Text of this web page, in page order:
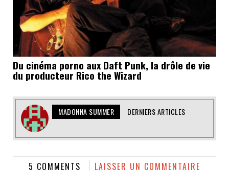
Du cinéma porno aux Daft Punk, la drôle de vie
du producteur Rico the Wizard
MADONNA SUMMER DERNIERS ARTICLES
5 COMMENTS LAISSER UN COMMENTAIRE